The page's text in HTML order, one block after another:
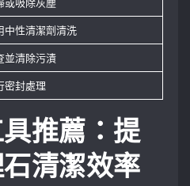
中性清潔劑清洗
並清除污漬
密封處理
推薦：提
清潔效率